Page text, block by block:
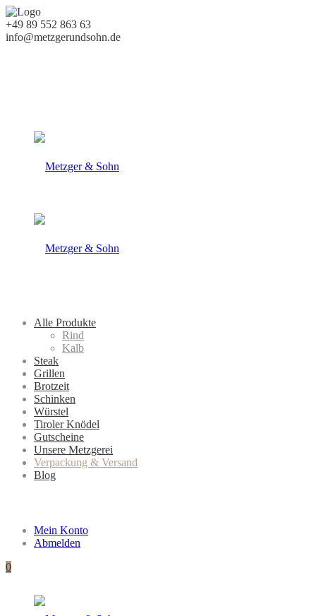
+49 89 552 863 63
info@metzgerundsohn.de
Alle Produkte
Rind
Kalb
Steak
Grillen
Brotzeit
Schinken
Würstel
Tiroler Knödel
Gutscheine
Unsere Metzgerei
Verpackung & Versand
Blog
Mein Konto
Abmelden
0